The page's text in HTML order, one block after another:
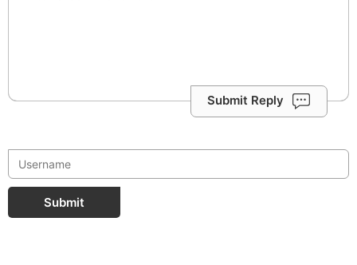
Submit Reply
Submit